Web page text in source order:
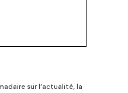
sur l’actualité, la